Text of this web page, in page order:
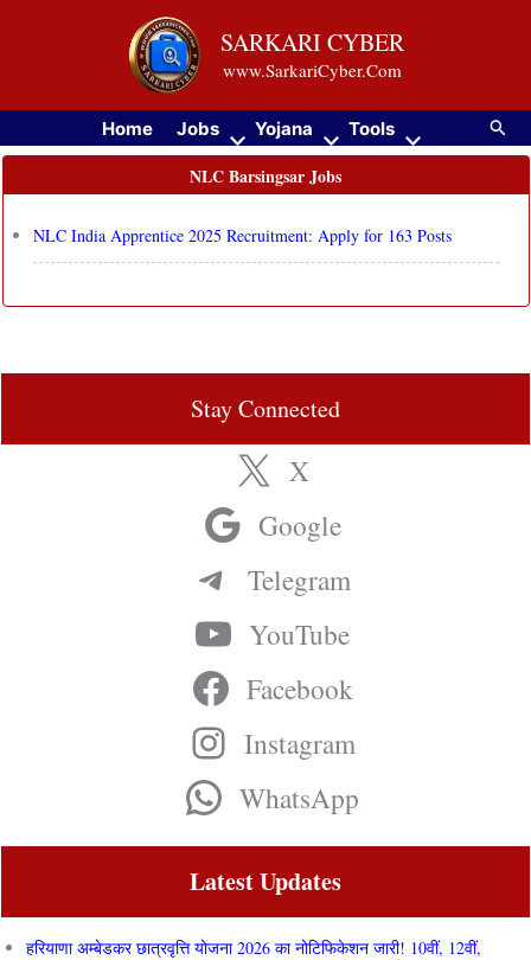
SARKARI CYBER
www.SarkariCyber.Com
Home Jobs Yojana Tools
NLC Barsingsar Jobs
NLC India Apprentice 2025 Recruitment: Apply for 163 Posts
Stay Connected
X
Google
Telegram
YouTube
Facebook
Instagram
WhatsApp
Latest Updates
हरियाणा अम्बेडकर छात्रवृत्ति योजना 2026 का नोटिफिकेशन जारी! 10वीं, 12वीं,